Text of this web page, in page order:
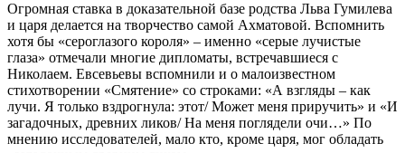
Огромная ставка в доказательной базе родства Льва Гумилева
и царя делается на творчество самой Ахматовой. Вспомнить
хотя бы «сероглазого короля» – именно «серые лучистые
глаза» отмечали многие дипломаты, встречавшиеся с
Николаем. Евсевьевы вспомнили и о малоизвестном
стихотворении «Смятение» со строками: «А взгляды – как
лучи. Я только вздрогнула: этот/ Может меня приручить» и «И
загадочных, древних ликов/ На меня поглядели очи…» По
мнению исследователей, мало кто, кроме царя, мог обладать